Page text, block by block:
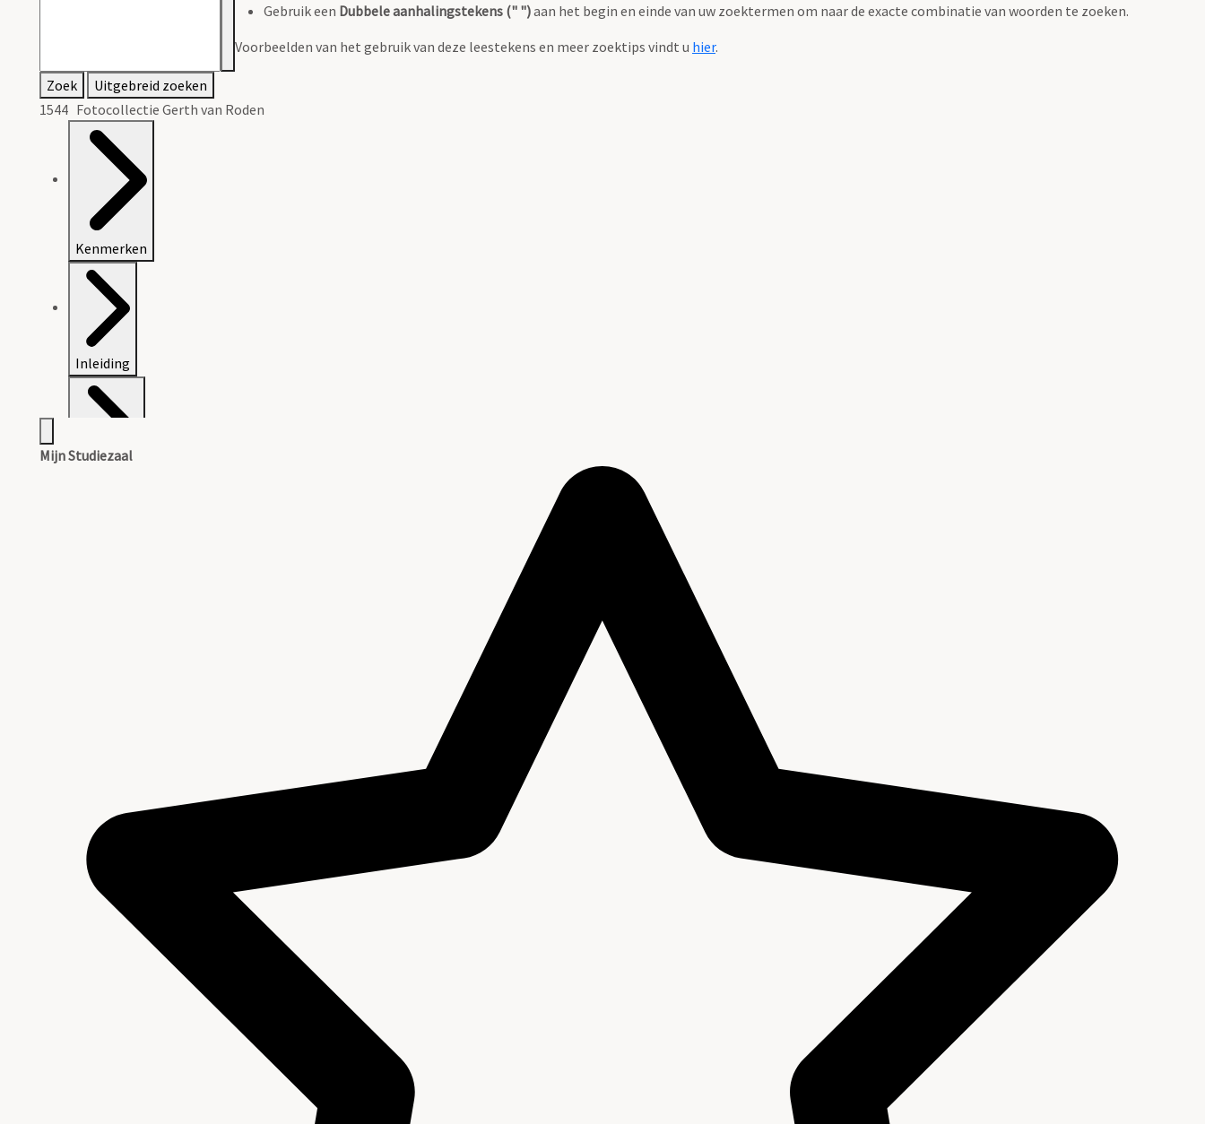
Gebruik een Dubbele aanhalingstekens (" ")aan het begin en einde van uw zoektermen om naar de exacte combinatie van woorden te zoeken.
Voorbeelden van het gebruik van deze leestekens en meer zoektips vindt u hier.
Zoek
Uitgebreid zoeken
1544 Fotocollectie Gerth van Roden
Kenmerken
Inleiding
Mijn Studiezaal